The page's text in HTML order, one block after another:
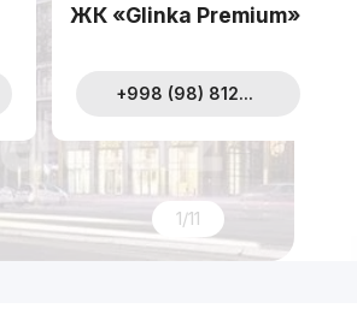
ЖК «Glinka Premium»
+998 (98) 812...
1/11